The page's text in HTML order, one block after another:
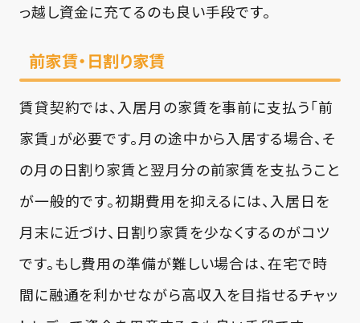
っ越し資金に充てるのも良い手段です。
前家賃・日割り家賃
賃貸契約では、入居月の家賃を事前に支払う「前
家賃」が必要です。月の途中から入居する場合、そ
の月の日割り家賃と翌月分の前家賃を支払うこと
が一般的です。初期費用を抑えるには、入居日を
月末に近づけ、日割り家賃を少なくするのがコツ
です。もし費用の準備が難しい場合は、在宅で時
間に融通を利かせながら高収入を目指せるチャッ